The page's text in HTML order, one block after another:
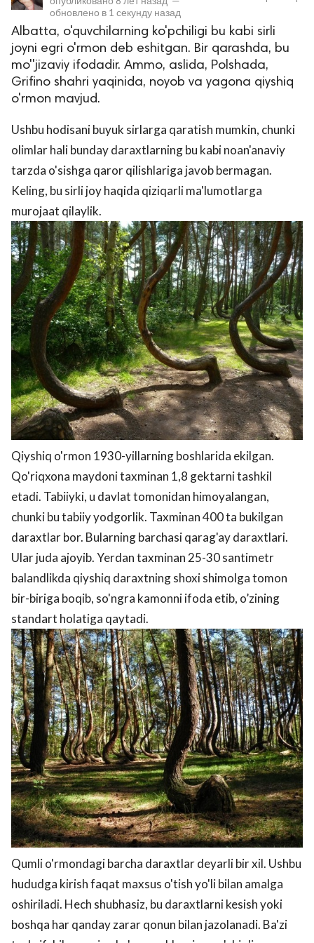
обновлено в 1 секунду назад
Albatta, o'quvchilarning ko'pchiligi bu kabi sirli
joyni egri o'rmon deb eshitgan. Bir qarashda, bu
mo''jizaviy ifodadir. Ammo, aslida, Polshada,
Grifino shahri yaqinida, noyob va yagona qiyshiq
o'rmon mavjud.
Ushbu hodisani buyuk sirlarga qaratish mumkin, chunki
olimlar hali bunday daraxtlarning bu kabi noan'anaviy
tarzda o'sishga qaror qilishlariga javob bermagan.
Keling, bu sirli joy haqida qiziqarli ma'lumotlarga
murojaat qilaylik.
Qiyshiq o'rmon 1930-yillarning boshlarida ekilgan.
Qo'riqxona maydoni taxminan 1,8 gektarni tashkil
etadi. Tabiiyki, u davlat tomonidan himoyalangan,
chunki bu tabiiy yodgorlik. Taxminan 400 ta bukilgan
daraxtlar bor. Bularning barchasi qarag'ay daraxtlari.
Ular juda ajoyib. Yerdan taxminan 25-30 santimetr
balandlikda qiyshiq daraxtning shoxi shimolga tomon
bir-biriga boqib, so'ngra kamonni ifoda etib, o’zining
standart holatiga qaytadi.
Qumli o'rmondagi barcha daraxtlar deyarli bir xil. Ushbu
hududga kirish faqat maxsus o'tish yo'li bilan amalga
oshiriladi. Hech shubhasiz, bu daraxtlarni kesish yoki
boshqa har qanday zarar qonun bilan jazolanadi. Ba'zi